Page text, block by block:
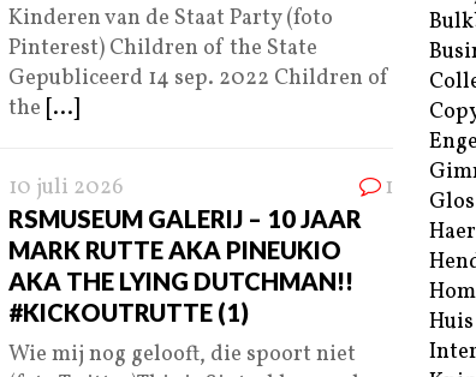
Kinderen van de Staat Party (foto
Pinterest) Children of the State
Gepubliceerd 14 sep. 2022 Children of
the [...]
10 juli 2026 1
RSMUSEUM GALERIJ – 10 JAAR
MARK RUTTE AKA PINEUKIO
AKA THE LYING DUTCHMAN!!
#KICKOUTRUTTE (1)
Wie mij nog gelooft, die spoort niet